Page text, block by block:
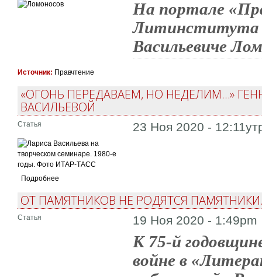
На портале
Литинститута
Васильевиче
Источник: Правчтение
«ОГОНЬ ПЕРЕДАВАЕМ, НО НЕДЕЛИМ…»
ВАСИЛЬЕВОЙ
Статья 23 Ноя 2020 -
Подробнее
ОТ ПАМЯТНИКОВ НЕ РОДЯТСЯ
Статья 19 Ноя 2020 - 1:49pm
К 75-й
войне в